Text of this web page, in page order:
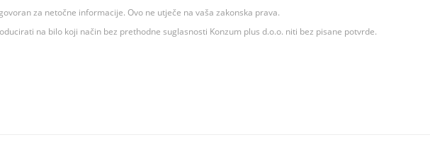
za netočne informacije. Ovo ne utječe na vaša zakonska prava.
na bilo koji način bez prethodne suglasnosti Konzum plus d.o.o. niti bez pisane potvrde.